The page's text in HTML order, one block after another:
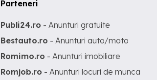
Parteneri
Publi24.ro - Anunturi gratuite
Bestauto.ro - Anunturi auto/moto
Romimo.ro - Anunturi imobiliare
Romjob.ro - Anunturi locuri de munca